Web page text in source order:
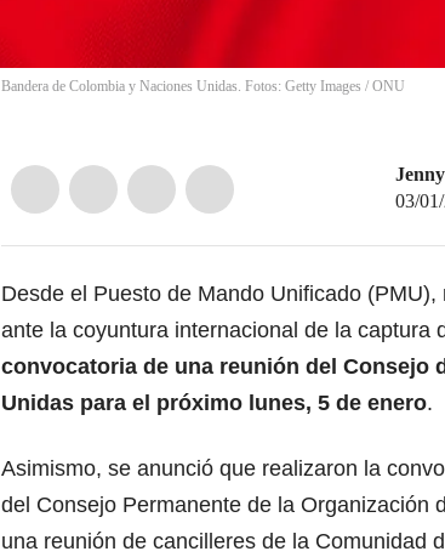
Bandera de Colombia y Naciones Unidas. Fotos: Getty Images / ONU
03/
Desde el Puesto de Mando Unificado
ante la coyuntura internacional de la captura
convocatoria de una reunión del Consejo
Unidas para el próximo lunes, 5 de enero.
Asimismo, se anunció que realizaron la
del Consejo Permanente de la Organización
una reunión de cancilleres de la Comunidad